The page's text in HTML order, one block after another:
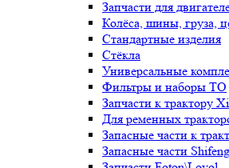
Запчасти для
Колёса, шины, груза,
Стандартные изделия
Стёкла
Универсальные
Фильтры и наборы ТО
Запчасти к трактору
Для ременных
Запасные части к
Запасные части Shifeng